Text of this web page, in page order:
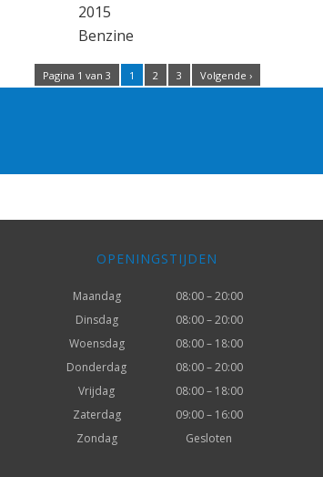
2015
Benzine
Pagina 1 van 3 1 2 3 Volgende ›
OPENINGSTIJDEN
Maandag
08:00 – 20:00
Dinsdag
08:00 – 20:00
Woensdag
08:00 – 18:00
Donderdag
08:00 – 20:00
Vrijdag
08:00 – 18:00
Zaterdag
09:00 – 16:00
Zondag
Gesloten